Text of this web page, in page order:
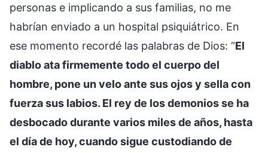
personas e implicando a sus familias, no me
habrían enviado a un hospital psiquiátrico. En
ese momento recordé las palabras de Dios: “El
diablo ata firmemente todo el cuerpo del
hombre, pone un velo ante sus ojos y sella con
fuerza sus labios. El rey de los demonios se ha
desbocado durante varios miles de años, hasta
el día de hoy, cuando sigue custodiando de